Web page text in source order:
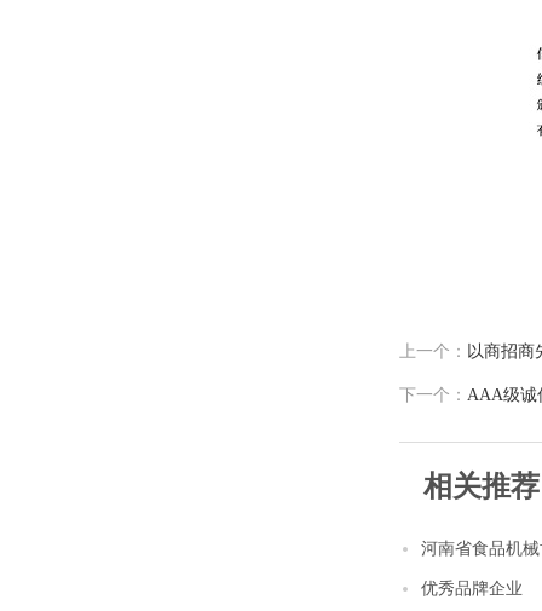
上一个： 以商招商
下一个： AAA级诚
相关推荐
河南省食品机
优秀品牌企业